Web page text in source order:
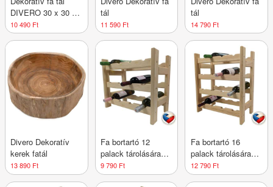
DIVERO 30 x 30 x
8 cm
10 490 Ft
tál
11 590 Ft
tál
14 790 Ft
Divero Dekoratív
kerek fatál
13 890 Ft
Fa bortartó 12
palack tárolására
44×45×25 cm cseh
gyártmány
9 790 Ft
Fa bortartó 16
palack tárolására
44×60×25 cm cseh
gyártmány
12 790 Ft